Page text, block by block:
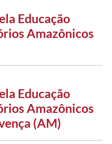
Educação
Amazônicos
Educação
Amazônicos
(AM)